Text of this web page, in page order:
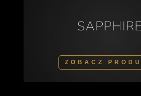
SAPPHIRE
ZOBACZ